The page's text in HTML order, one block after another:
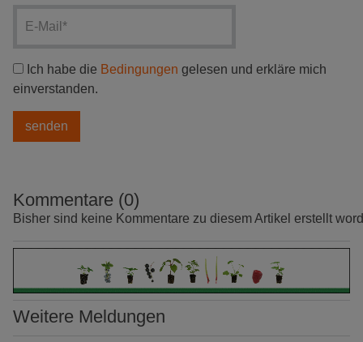
Ich habe die Bedingungen gelesen und erkläre mich
einverstanden.
Kommentare (0)
Bisher sind keine Kommentare zu diesem Artikel erstellt
Weitere Meldungen